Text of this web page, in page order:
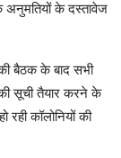
अनुमतियों के दस्तावेज
बैठक के बाद सभी
सूची तैयार करने के
रही कॉलोनियों की